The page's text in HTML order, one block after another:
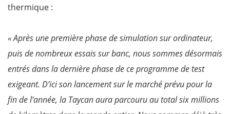
thermique :
« Après une première phase de simulation sur ordinateur,
puis de nombreux essais sur banc, nous sommes désormais
entrés dans la dernière phase de ce programme de test
exigeant. D’ici son lancement sur le marché prévu pour la
fin de l’année, la Taycan aura parcouru au total six millions